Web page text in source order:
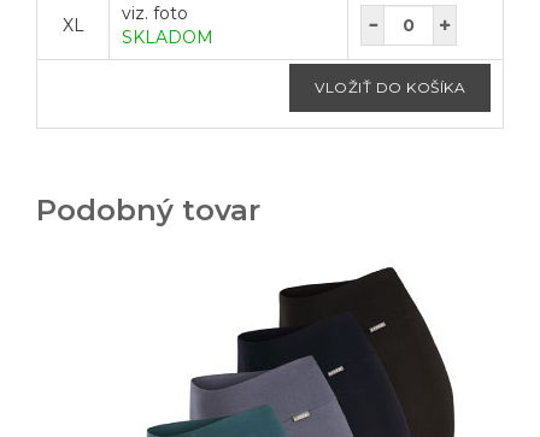
XL
viz. foto
SKLADOM
Podobný tovar